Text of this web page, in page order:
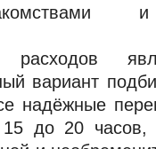
расходов
вариант
надёжные
до 20 часов,